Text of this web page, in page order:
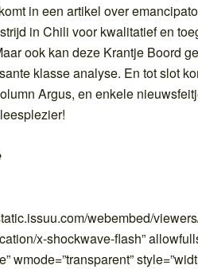
in een artikel over
in Chili voor kwalitatief en
ook kan deze Krantje Boord
klasse analyse. En tot slot
Argus, en enkele
webembed/
x-shockwave-flash”
wmode=”transparent”